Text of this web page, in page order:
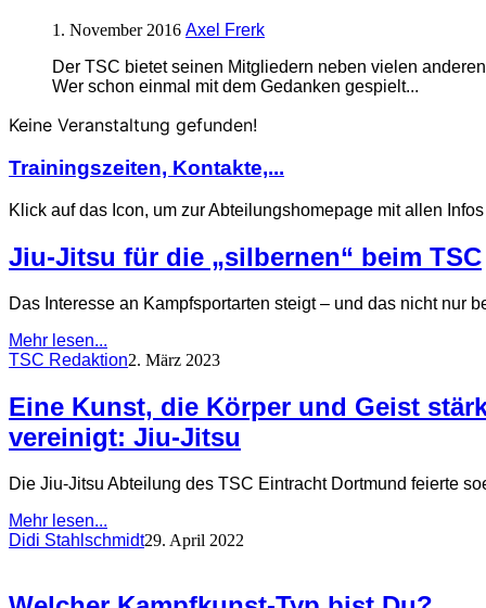
1. November 2016 Axel Frerk
Der TSC bietet seinen Mitgliedern neben vielen
Wer schon einmal mit dem Gedanken gespielt...
Keine Veranstaltung gefunden!
Trainingszeiten, Kontakte,...
Klick auf das Icon, um zur Abteilungshomepage mit allen
Jiu-Jitsu für die „silbernen“ beim TSC
Das Interesse an Kampfsportarten steigt – und das nicht nur
Mehr lesen...
TSC Redaktion2. März 2023
Eine Kunst, die Körper und Geist
vereinigt: Jiu-Jitsu
Die Jiu-Jitsu Abteilung des TSC Eintracht Dortmund feierte
Mehr lesen...
Didi Stahlschmidt29. April 2022